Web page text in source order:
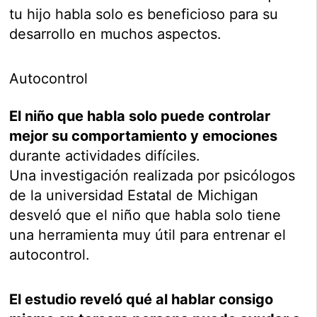
tu hijo habla solo es beneficioso para su
desarrollo en muchos aspectos.
Autocontrol
El niño que habla solo puede controlar
mejor su comportamiento y emociones
durante actividades difíciles.
Una investigación realizada por psicólogos
de la universidad Estatal de Michigan
desveló que el niño que habla solo tiene
una herramienta muy útil para entrenar el
autocontrol.
El estudio reveló qué al hablar consigo